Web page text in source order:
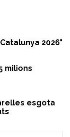
2026"
milions
esgota